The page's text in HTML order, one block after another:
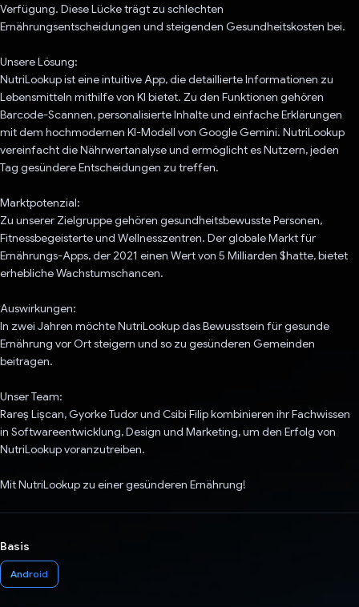
Verfügung. Diese Lücke trägt zu schlechten
Ernährungsentscheidungen und steigenden Gesundheitskosten bei.
Unsere Lösung:
NutriLookup ist eine intuitive App, die detaillierte Informationen zu
Lebensmitteln mithilfe von KI bietet. Zu den Funktionen gehören
Barcode-Scannen, personalisierte Inhalte und einfache Erklärungen
mit dem hochmodernen KI-Modell von Google Gemini. NutriLookup
vereinfacht die Nährwertanalyse und ermöglicht es Nutzern, jeden
Tag gesündere Entscheidungen zu treffen.
Marktpotenzial:
Zu unserer Zielgruppe gehören gesundheitsbewusste Personen,
Fitnessbegeisterte und Wellnesszentren. Der globale Markt für
Ernährungs-Apps, der 2021 einen Wert von 5 Milliarden $hatte, bietet
erhebliche Wachstumschancen.
Auswirkungen:
In zwei Jahren möchte NutriLookup das Bewusstsein für gesunde
Ernährung vor Ort steigern und so zu gesünderen Gemeinden
beitragen.
Unser Team:
Rareș Lișcan, Gyorke Tudor und Csibi Filip kombinieren ihr Fachwissen
in Softwareentwicklung, Design und Marketing, um den Erfolg von
NutriLookup voranzutreiben.
Mit NutriLookup zu einer gesünderen Ernährung!
Basis
Android